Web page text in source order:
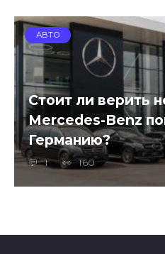
АВТО
Стоит ли верить
Mercedes-Benz
Германию?
1 160